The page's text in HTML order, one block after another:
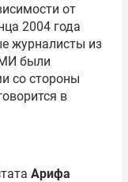
от
2004 года
журналисты из
были
со стороны
в
Арифа